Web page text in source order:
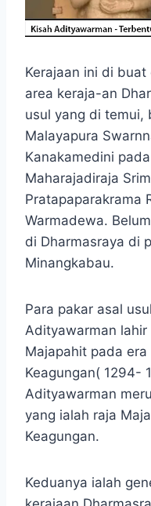
Kerajaan ini di
area keraja-an
usul yang di temui,
Malayapura
Kanakamedini
Maharajadiraja
Pratapaparakrama
Warmadewa.
di Dharmasraya di
Minangkabau.
Para pakar asal
Adityawarman
Majapahit pada
Keagungan( 1294-
Adityawarman
yang ialah raja
Keagungan.
Keduanya ialah